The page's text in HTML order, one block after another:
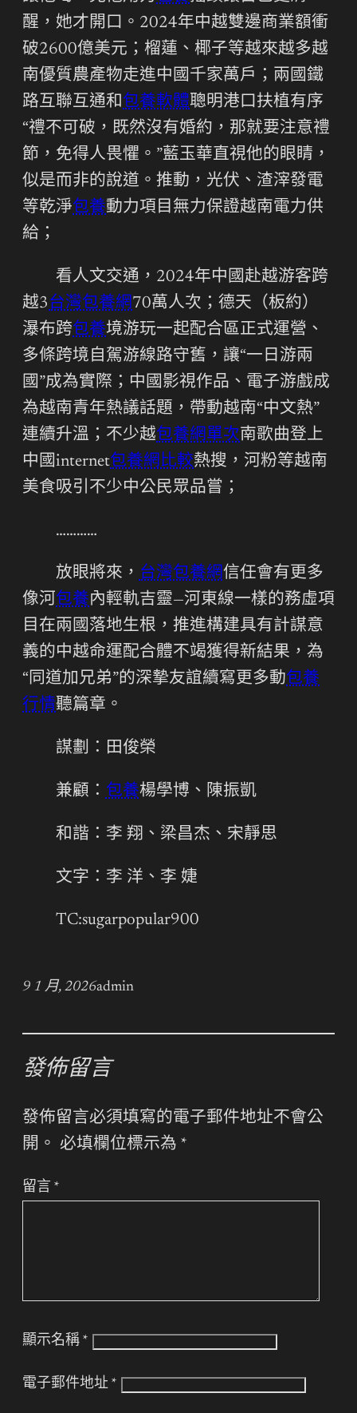
醒，她才開口。2024年中越雙邊商業額衝
破2600億美元；榴蓮、椰子等越來越多越
南優質農產物走進中國千家萬戶；兩國鐵
路互聯互通和包養軟體聰明港口扶植有序
“禮不可破，既然沒有婚約，那就要注意禮
節，免得人畏懼。”藍玉華直視他的眼睛，
似是而非的說道。推動，光伏、渣滓發電
等乾淨包養動力項目無力保證越南電力供
給；
看人文交通，2024年中國赴越游客跨
越3台灣包養網70萬人次；德天（板約）
瀑布跨包養境游玩一起配合區正式運營、
多條跨境自駕游線路守舊，讓“一日游兩
國”成為實際；中國影視作品、電子游戲成
為越南青年熱議話題，帶動越南“中文熱”
連續升溫；不少越包養網單次南歌曲登上
中國internet包養網比較熱搜，河粉等越南
美食吸引不少中公民眾品嘗；
…………
放眼將來， 台灣包養網信任會有更多
像河包養內輕軌吉靈—河東線一樣的務虛項
目在兩國落地生根，推進構建具有計謀意
義的中越命運配合體不竭獲得新結果，為
“同道加兄弟”的深摯友誼續寫更多動包養
行情聽篇章。
謀劃：田俊榮
兼顧： 包養楊學博、陳振凱
和諧：李 翔、梁昌杰、宋靜思
文字：李 洋、李 婕
TC:sugarpopular900
9 1 月, 2026admin
發佈留言
發佈留言必須填寫的電子郵件地址不會公
開。 必填欄位標示為 *
留言 *
顯示名稱 *
電子郵件地址 *